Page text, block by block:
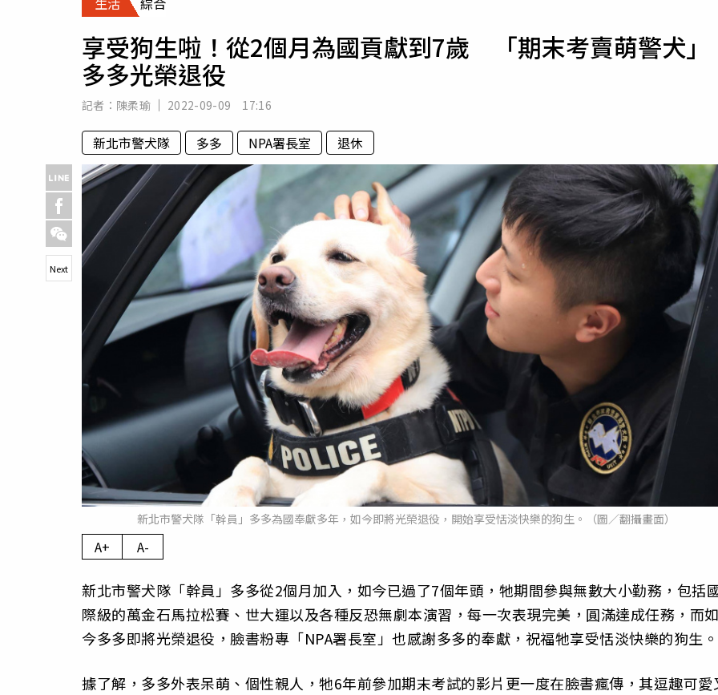
專欄
運勢
享受狗生啦！從2個月為國貢獻到7歲 「期末考賣萌警犬」
多多光榮退役
記者： 陳柔瑜 2022-09-09 17:16
新北市警犬隊 多多 NPA署長室 退休
新北市警犬隊「幹員」多多為國奉獻多年，如今即將光榮退役，開始享受恬淡快樂的狗生。（圖／翻攝畫面）
Next
A+ A-
新北市警犬隊「幹員」多多從2個月加入，如今已過了7個年頭，牠期間參與無數大小勤務，包括
際級的萬金石馬拉松賽、世大運以及各種反恐無劇本演習，每一次表現完美，圓滿達成任務，而
今多多即將光榮退役，臉書粉專「NPA署長室」也感謝多多的奉獻，祝福牠享受恬淡快樂的狗生。
據了解，多多外表呆萌、個性親人，牠6年前參加期末考試的影片更一度在臉書瘋傳，其逗趣可愛